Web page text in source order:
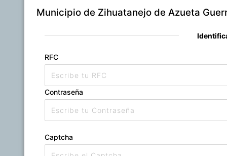
Municipio de Zihuatanejo de Azueta
RFC
Contraseña
Captcha